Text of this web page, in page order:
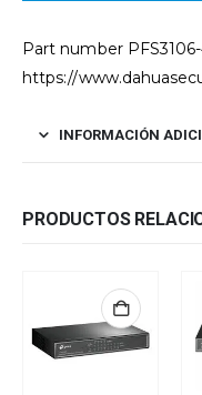
Part number
https://
INFORMACIÓN
PRODUCTOS